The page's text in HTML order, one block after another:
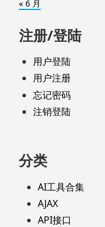
« 6 月
注册/登陆
用户登陆
用户注册
忘记密码
注销登陆
分类
AI工具合集
AJAX
API接口